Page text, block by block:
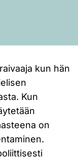
kun hän
Kun
on